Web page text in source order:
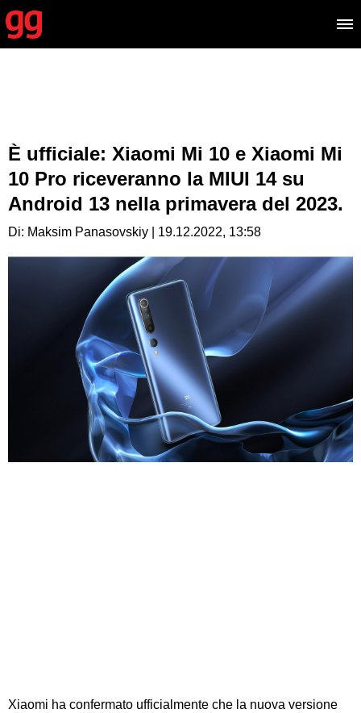
È ufficiale: Xiaomi Mi 10 e Xiaomi Mi
10 Pro riceveranno la MIUI 14 su
Android 13 nella primavera del 2023.
Di: Maksim Panasovskiy | 19.12.2022, 13:58
Xiaomi ha confermato ufficialmente che la nuova versione